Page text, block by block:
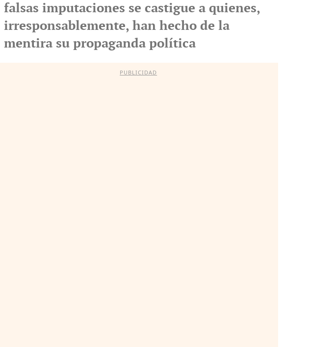
falsas imputaciones se castigue a quienes,
irresponsablemente, han hecho de la
mentira su propaganda política
PUBLICIDAD